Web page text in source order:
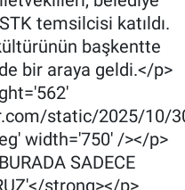
temsilcisi katıldı.
başkentte
bir araya geldi.</p>
static/2025/10/
width='750' /></p>
SADECE
strong></p>